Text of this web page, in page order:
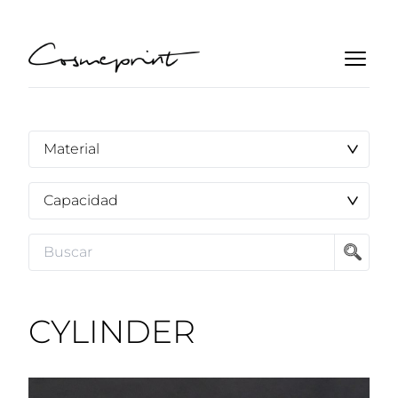
CYLINDER